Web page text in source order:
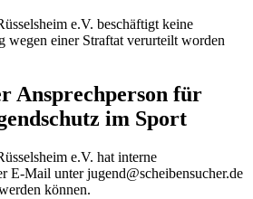
e.V. beschäftigt keine
wegen einer Straftat verurteilt worden
Ansprechperson für
im Sport
e.V. hat interne
E-Mail unter jugend@scheibensucher.de
können.